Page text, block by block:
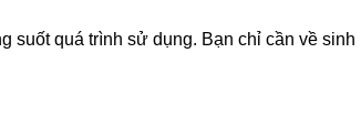
suốt quá trình sử dụng. Bạn chỉ cần về sinh